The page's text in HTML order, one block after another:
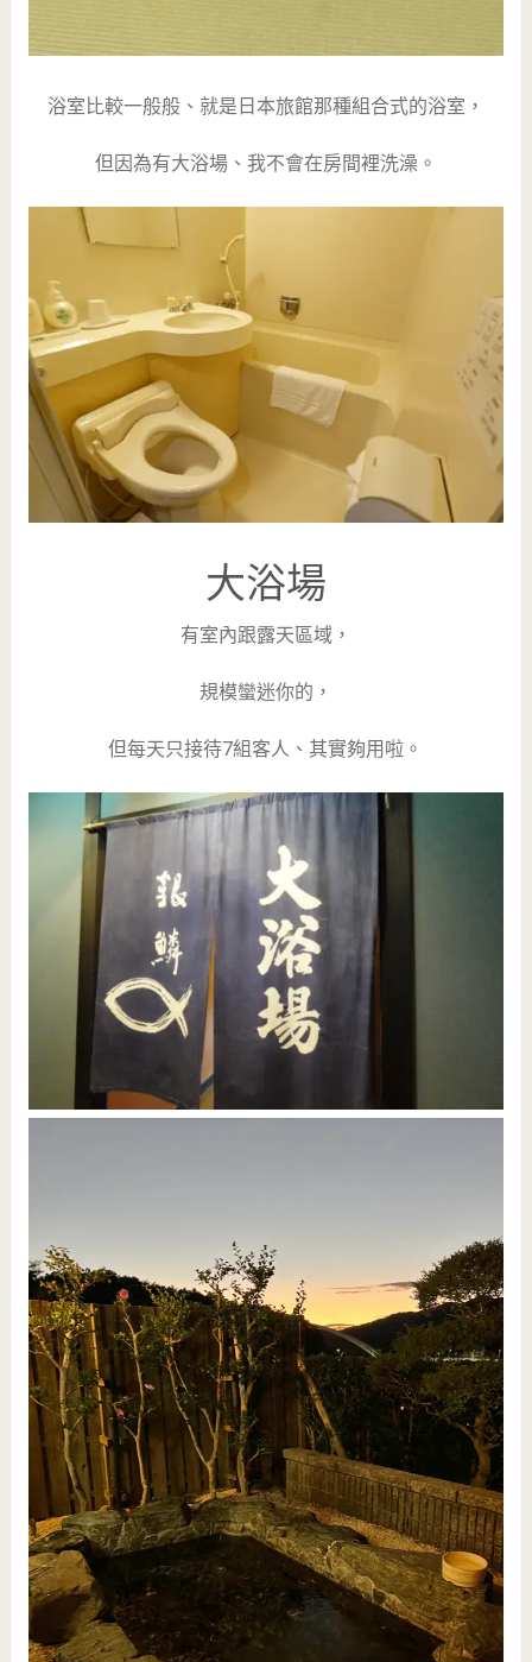
浴室比較一般般、就是日本旅館那種組合式的浴室，
但因為有大浴場、我不會在房間裡洗澡。
大浴場
有室內跟露天區域，
規模蠻迷你的，
但每天只接待7組客人、其實夠用啦。